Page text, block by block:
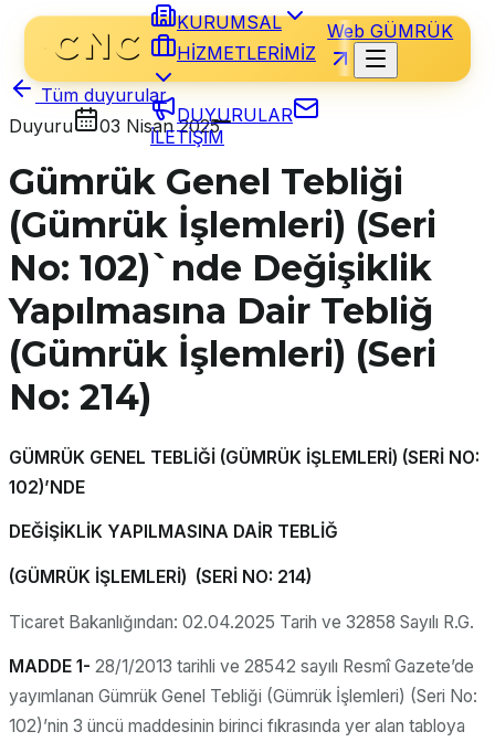
KURUMSAL
HİZMETLERİMİZ
DUYURULAR
İLETİŞİM
Web GÜMRÜK
Tüm duyurular
Duyuru
03 Nisan 2025
Gümrük Genel Tebliği
(Gümrük İşlemleri) (Seri
No: 102)`nde Değişiklik
Yapılmasına Dair Tebliğ
(Gümrük İşlemleri) (Seri
No: 214)
GÜMRÜK GENEL TEBLİĞİ (GÜMRÜK İŞLEMLERİ) (SERİ NO:
102)’NDE
DEĞİŞİKLİK YAPILMASINA DAİR TEBLİĞ
(GÜMRÜK İŞLEMLERİ) (SERİ NO: 214)
Ticaret Bakanlığından: 02.04.2025 Tarih ve 32858 Sayılı R.G.
MADDE 1- 28/1/2013 tarihli ve 28542 sayılı Resmî Gazete’de
yayımlanan Gümrük Genel Tebliği (Gümrük İşlemleri) (Seri No:
102)’nin 3 üncü maddesinin birinci fıkrasında yer alan tabloya